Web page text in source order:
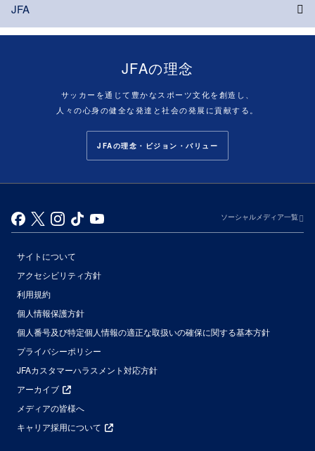
JFA
JFAの理念
サッカーを通じて豊かなスポーツ文化を創造し、
人々の心身の健全な発達と社会の発展に貢献する。
JFAの理念・ビジョン・バリュー
ソーシャルメディア一覧
サイトについて
アクセシビリティ方針
利用規約
個人情報保護方針
個人番号及び特定個人情報の適正な取扱いの確保に関する基本方針
プライバシーポリシー
JFAカスタマーハラスメント対応方針
アーカイブ
メディアの皆様へ
キャリア採用について